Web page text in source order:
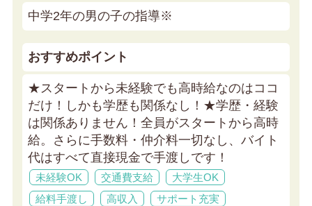
中学2年の男の子の指導※
おすすめポイント
★スタートから未経験でも高時給なのはココ
だけ！しかも学歴も関係なし！★学歴・経験
は関係ありません！全員がスタートから高時
給。さらに手数料・仲介料一切なし、バイト
代はすべて直接現金で手渡しです！
未経験OK 交通費支給
大学生OK
給料手渡し
高収入
サポート充実